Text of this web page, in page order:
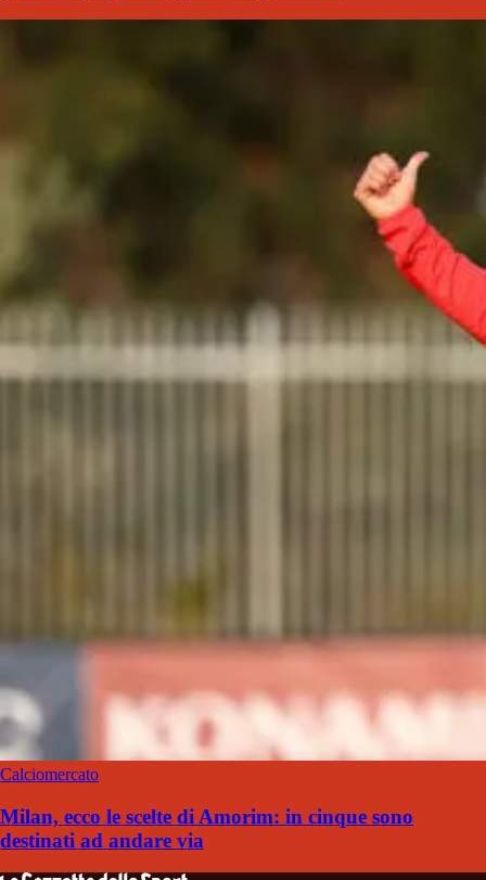
Calciomercato
Milan, ecco le scelte di Amorim: in cinque sono
destinati ad andare via